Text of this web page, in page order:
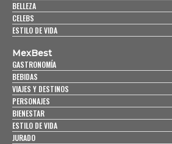
BELLEZA
CELEBS
ESTILO DE VIDA
MexBest
GASTRONOMÍA
BEBIDAS
VIAJES Y DESTINOS
PERSONAJES
BIENESTAR
ESTILO DE VIDA
JURADO